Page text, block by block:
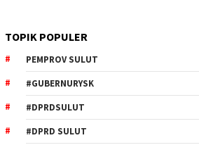
TOPIK POPULER
PEMPROV SULUT
#GUBERNURYSK
#DPRDSULUT
#DPRD SULUT